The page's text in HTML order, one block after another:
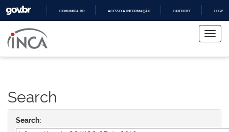
COMUNICA BR ACESSO À INFORMAÇÃO PARTICIPE
navigation
Search
Search: